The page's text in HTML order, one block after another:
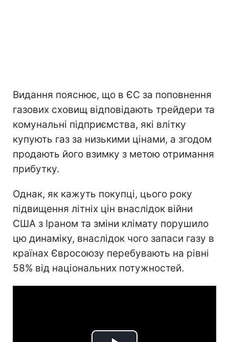
Видання пояснює, що в ЄС за поповнення
газових сховищ відповідають трейдери та
комунальні підприємства, які влітку
купують газ за низькими цінами, а згодом
продають його взимку з метою отримання
прибутку.
Однак, як кажуть покупці, цього року
підвищення літніх цін внаслідок війни
США з Іраном та зміни клімату порушило
цю динаміку, внаслідок чого запаси газу в
країнах Євросоюзу перебувають на рівні
58% від національних потужностей.